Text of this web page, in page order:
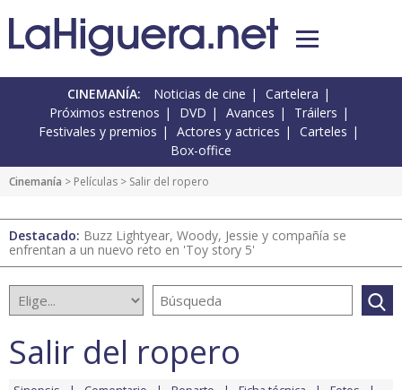
CINEMANÍA: Noticias de cine
Cartelera
Próximos estrenos
DVD Avances
Tráilers
Festivales y premios
Actores y actrices
Carteles
Box-office
Cinemanía > Películas > Salir del ropero
Destacado: Buzz Lightyear, Woody, Jessie y compañía se
enfrentan a un nuevo reto en 'Toy story 5'
Salir del ropero